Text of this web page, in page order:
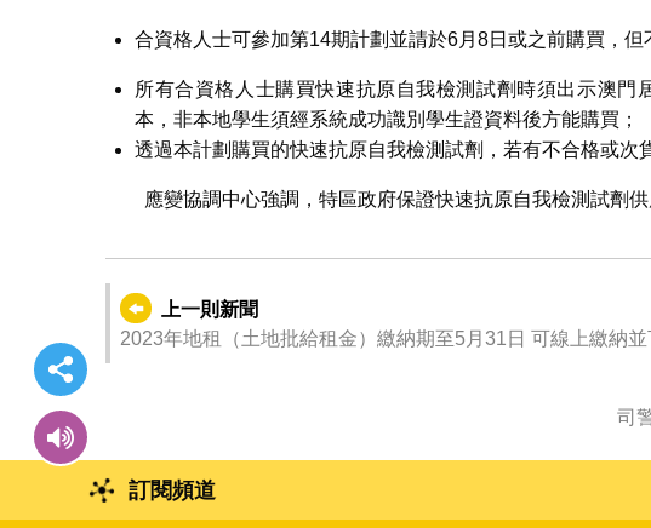
合資格人士可參加第14期計劃並請於6月8日或之前購買，但
所有合資格人士購買快速抗原自我檢測試劑時須出示澳門
本，非本地學生須經系統成功識別學生證資料後方能購買；
透過本計劃購買的快速抗原自我檢測試劑，若有不合格或次
應變協調中心強調，特區政府保證快速抗原自我檢測試劑
上一則新聞
2023年地租（土地批給租金）繳納期至5月31日 可線上繳納
司
訂閱頻道